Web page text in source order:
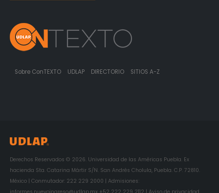
Sobre ConTEXTO UDLAP DIRECTORIO SITIOS A-Z
Derechos Reservados © 2026. Universidad de las Américas Puebla. Ex
hacienda Sta. Catarina Mártir S/N. San Andrés Cholula, Puebla. C.P. 72810.
México | Conmutador: 222 229 2000 | Admisiones: